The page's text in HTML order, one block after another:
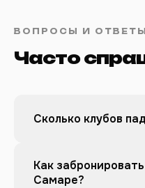
ВОПРОСЫ И ОТВЕТЫ
Часто
Сколько клубов
Как
Самаре?